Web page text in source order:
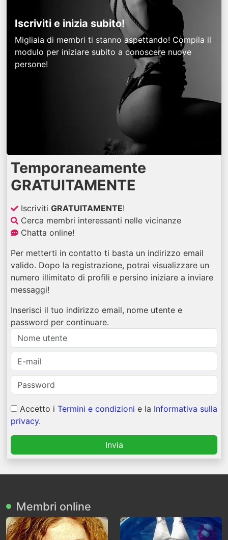
Iscriviti e inizia subito!
Migliaia di membri ti stanno aspettando! Compila il
modulo per iniziare subito a conoscere nuove
persone!
Temporaneamente
GRATUITAMENTE
Iscriviti GRATUITAMENTE!
Cerca membri interessanti nelle vicinanze
Chatta online!
Per metterti in contatto ti basta un indirizzo email
valido. Dopo la registrazione, potrai visualizzare un
numero illimitato di profili e persino iniziare a inviare
messaggi!
Inserisci il tuo indirizzo email, nome utente e
password per continuare.
Accetto i Termini e condizioni e la Informativa sulla
privacy.
Invia
Membri online